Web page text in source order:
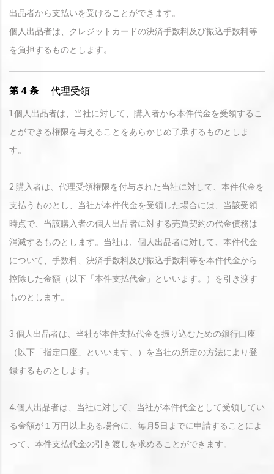
出品者から支払いを受けることができます。
個人出品者は、クレジットカードの決済手数料及び振込手数料等
を負担するものとします。
第 4 条 代理受領
1.個人出品者は、当社に対して、購入者から本件代金を受領するこ
とができる権限を与えることをあらかじめ了承するものとしま
す。
2.購入者は、代理受領権限を付与された当社に対して、本件代金を
支払うものとし、当社が本件代金を受領した場合には、当該受領
時点で、当該購入者の個人出品者に対する売買契約の代金債務は
消滅するものとします。当社は、個人出品者に対して、本件代金
について、手数料、決済手数料及び振込手数料等を本件代金から
控除した金額（以下「本件支払代金」といいます。）を引き渡す
ものとします。
3.個人出品者は、当社が本件支払代金を振り込むための銀行口座
（以下「指定口座」といいます。）を当社の所定の方法により登
録するものとします。
4.個人出品者は、当社に対して、当社が本件代金として受領してい
る金額が１万円以上ある場合に、毎月5日までに申請することによ
って、本件支払代金の引き渡しを求めることができます。